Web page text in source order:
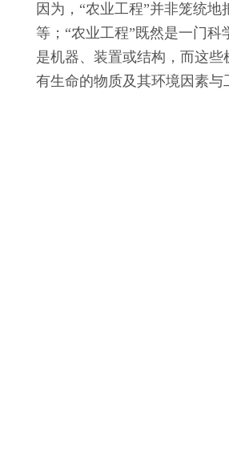
因为，“农业工程”并非笼统
等；“农业工程”既然是一门
是机器、装置或结构，而这
有生命的物质及其环境因素